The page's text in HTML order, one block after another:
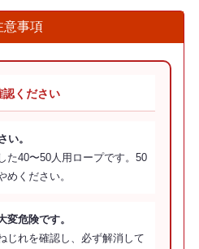
意事項
ください
い。
た40〜50人用ロープです。50
めください。
変危険です。
じれを確認し、必ず解消して